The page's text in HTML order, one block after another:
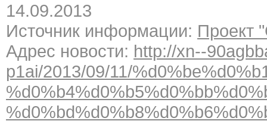
14.09.2013
Источник информации: Проект
Адрес новости: http://xn--
p1ai/2013/09/11/